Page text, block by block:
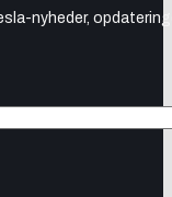
nyheder,